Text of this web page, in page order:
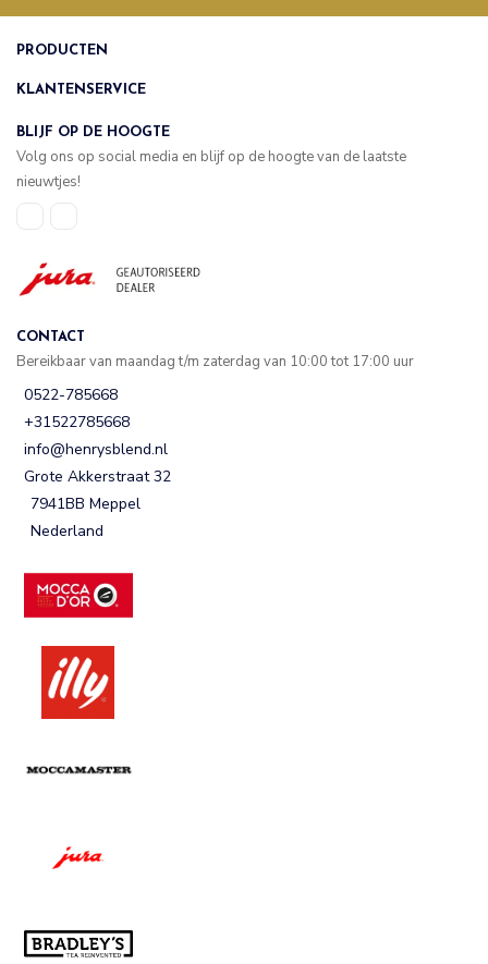
PRODUCTEN
KLANTENSERVICE
BLIJF OP DE HOOGTE
Volg ons op social media en blijf op de hoogte van de laatste
nieuwtjes!
CONTACT
Bereikbaar van maandag t/m zaterdag van 10:00 tot 17:00 uur
0522-785668
+31522785668
info@henrysblend.nl
Grote Akkerstraat 32
7941BB Meppel
Nederland